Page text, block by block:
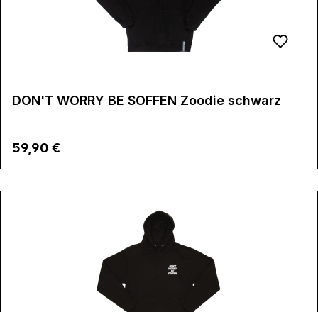
DON'T WORRY BE SOFFEN Zoodie schwarz
Regulärer Preis:
59,90 €